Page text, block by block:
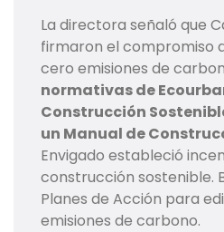
La directora señaló que
firmaron el compromiso
cero emisiones de
normativas de
Construcción
un Manual de
Envigado estableció
construcción sostenible.
Planes de Acción para
emisiones de carbono.